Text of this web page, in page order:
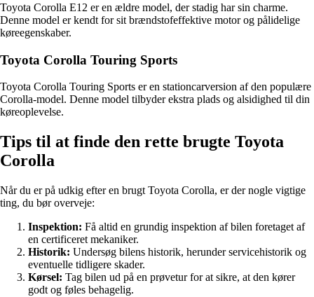
Toyota Corolla E12 er en ældre model, der stadig har sin charme.
Denne model er kendt for sit brændstofeffektive motor og pålidelige
køreegenskaber.
Toyota Corolla Touring Sports
Toyota Corolla Touring Sports er en stationcarversion af den populære
Corolla-model. Denne model tilbyder ekstra plads og alsidighed til din
køreoplevelse.
Tips til at finde den rette brugte Toyota
Corolla
Når du er på udkig efter en brugt Toyota Corolla, er der nogle vigtige
ting, du bør overveje:
Inspektion: Få altid en grundig inspektion af bilen foretaget af
en certificeret mekaniker.
Historik: Undersøg bilens historik, herunder servicehistorik og
eventuelle tidligere skader.
Kørsel: Tag bilen ud på en prøvetur for at sikre, at den kører
godt og føles behagelig.